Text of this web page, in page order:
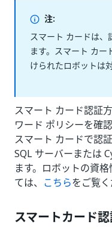
注:
スマート カードは、
ます。スマート カー
けられたロボットは
スマート カード認証
ワード ポリシーを確
スマート カードで認
SQL サーバーまたは
ます。ロボットの資
ては、 こちらをご覧く
スマートカード